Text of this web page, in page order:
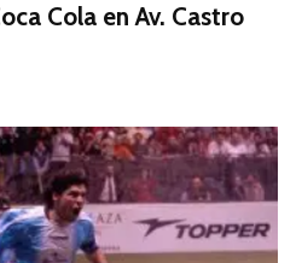
Cola en Av. Castro